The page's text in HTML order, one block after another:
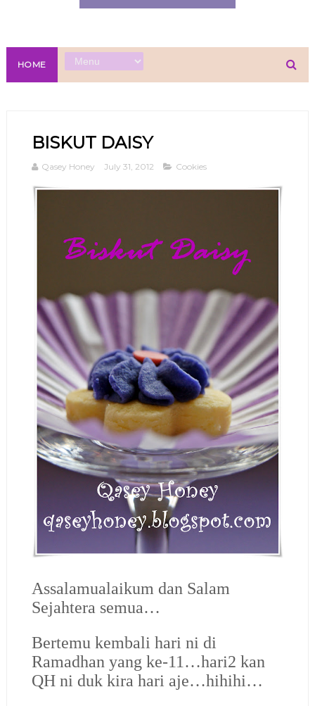
HOME
BISKUT DAISY
Qasey Honey July 31, 2012 Cookies
Assalamualaikum dan Salam
Sejahtera semua…
Bertemu kembali hari ni di
Ramadhan yang ke-11…hari2 kan
QH ni duk kira hari aje…hihihi…